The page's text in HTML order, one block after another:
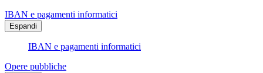
IBAN e pagamenti informatici
Espandi
IBAN e pagamenti informatici
Opere pubbliche